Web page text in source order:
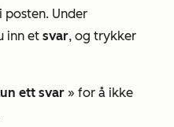
posten. Under
inn et svar, og trykker
ett svar » for å ikke